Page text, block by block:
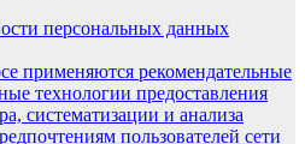
персональных данных
применяются рекомендательные
технологии предоставления
систематизации и анализа
пользователей сети